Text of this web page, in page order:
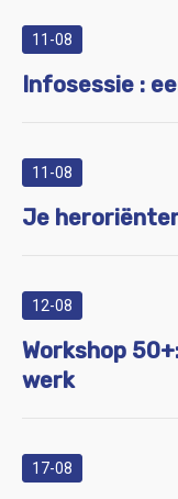
11-08
Infosessie :
11-08
Je
12-08
Workshop
werk
17-08